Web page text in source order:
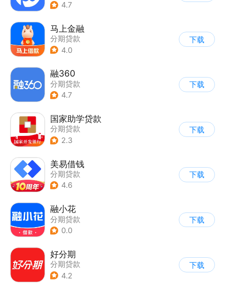
4.7
马上金融
分期贷款
4.0
下载
融360
分期贷款
4.7
下载
国家助学贷款
分期贷款
2.3
下载
美易借钱
分期贷款
4.6
下载
融小花
分期贷款
0.0
下载
好分期
分期贷款
4.2
下载